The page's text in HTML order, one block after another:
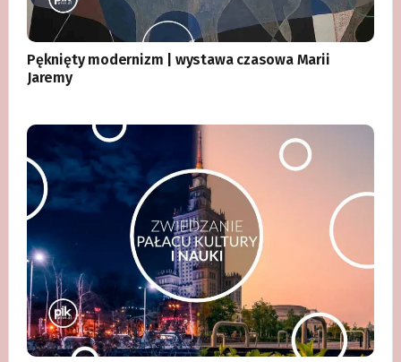
Pęknięty modernizm | wystawa czasowa Marii
Jaremy